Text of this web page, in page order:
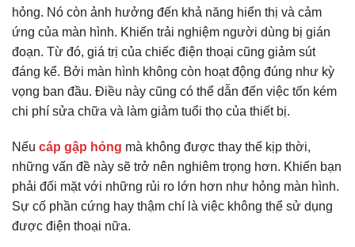
hỏng. Nó còn ảnh hưởng đến khả năng hiển thị và cảm
ứng của màn hình. Khiến trải nghiệm người dùng bị gián
đoạn. Từ đó, giá trị của chiếc điện thoại cũng giảm sút
đáng kể. Bởi màn hình không còn hoạt động đúng như kỳ
vọng ban đầu. Điều này cũng có thể dẫn đến việc tốn kém
chi phí sửa chữa và làm giảm tuổi thọ của thiết bị.
Nếu cáp gập hỏng mà không được thay thế kịp thời,
những vấn đề này sẽ trở nên nghiêm trọng hơn. Khiến bạn
phải đối mặt với những rủi ro lớn hơn như hỏng màn hình.
Sự cố phần cứng hay thậm chí là việc không thể sử dụng
được điện thoại nữa.